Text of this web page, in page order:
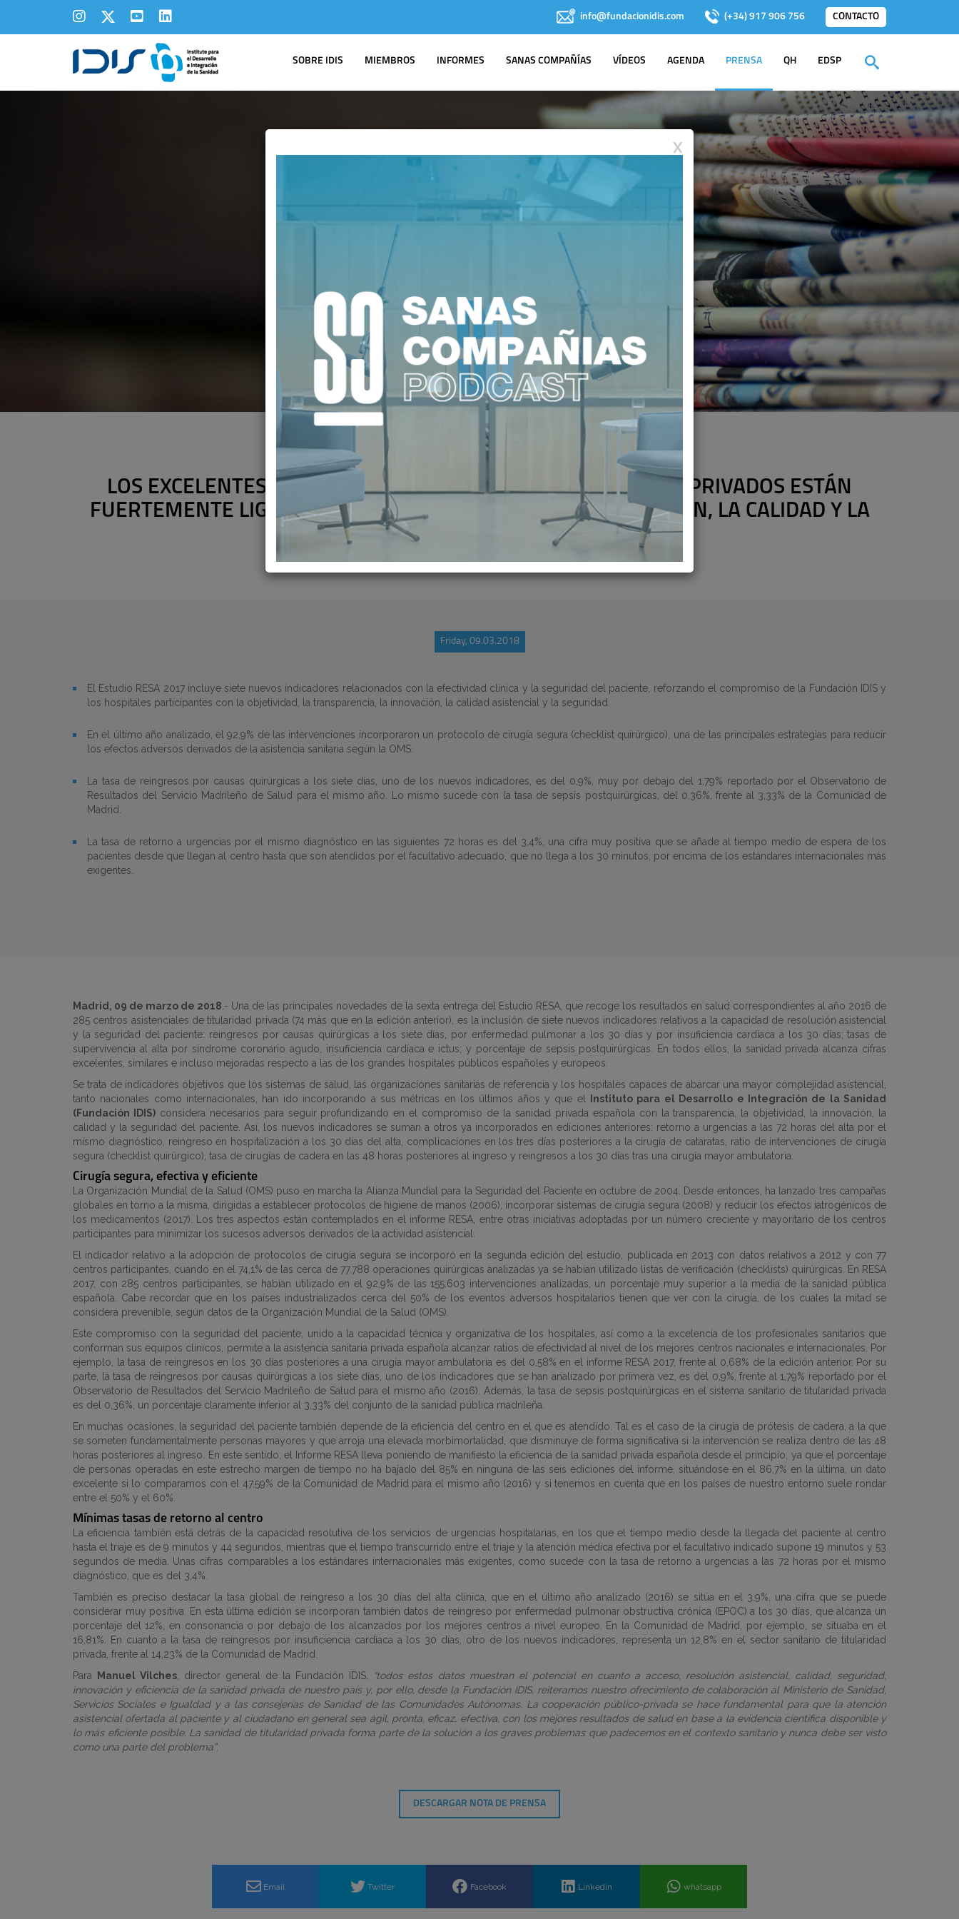
info@fundacionidis.com (+34) 917 906 756 CONTACTO
SOBRE IDIS MIEMBROS INFORMES SANAS COMPAÑÍAS VÍDEOS AGENDA PRENSA QH EDSP
NOTAS DE PRENSA
LOS EXCELENTES RESULTADOS DE SALUD DE LOS HOSPITALES PRIVADOS ESTÁN
FUERTEMENTE LIGADOS A SU COMPROMISO CON LA INNOVACIÓN, LA CALIDAD Y LA
SEGURIDAD DEL PACIENTE
Friday, 09.03.2018
El Estudio RESA 2017 incluye siete nuevos indicadores relacionados con la efectividad clínica y la seguridad del paciente, reforzando el compromiso de la Fundación IDIS y
los hospitales participantes con la objetividad, la transparencia, la innovación, la calidad asistencial y la seguridad.
En el último año analizado, el 92,9% de las intervenciones incorporaron un protocolo de cirugía segura (checklist quirúrgico), una de las principales estrategias para reducir
los efectos adversos derivados de la asistencia sanitaria según la OMS.
La tasa de reingresos por causas quirúrgicas a los siete días, uno de los nuevos indicadores, es del 0,9%, muy por debajo del 1,79% reportado por el Observatorio de
Resultados del Servicio Madrileño de Salud para el mismo año. Lo mismo sucede con la tasa de sepsis postquirúrgicas, del 0,36%, frente al 3,33% de la Comunidad de
Madrid.
La tasa de retorno a urgencias por el mismo diagnóstico en las siguientes 72 horas es del 3,4%, una cifra muy positiva que se añade al tiempo medio de espera de los
pacientes desde que llegan al centro hasta que son atendidos por el facultativo adecuado, que no llega a los 30 minutos, por encima de los estándares internacionales más
exigentes.
Madrid, 09 de marzo de 2018 .- Una de las principales novedades de la sexta entrega del Estudio RESA, que recoge los resultados en salud correspondientes al año 2016 de
285 centros asistenciales de titularidad privada (74 más que en la edición anterior), es la inclusión de siete nuevos indicadores relativos a la capacidad de resolución asistencial
y la seguridad del paciente: reingresos por causas quirúrgicas a los siete días, por enfermedad pulmonar a los 30 días y por insuficiencia cardíaca a los 30 días; tasas de
supervivencia al alta por síndrome coronario agudo, insuficiencia cardíaca e ictus; y porcentaje de sepsis postquirúrgicas. En todos ellos, la sanidad privada alcanza cifras
excelentes, similares e incluso mejoradas respecto a las de los grandes hospitales públicos españoles y europeos.
Se trata de indicadores objetivos que los sistemas de salud, las organizaciones sanitarias de referencia y los hospitales capaces de abarcar una mayor complejidad asistencial,
tanto nacionales como internacionales, han ido incorporando a sus métricas en los últimos años y que el
Instituto para el Desarrollo e Integración de la Sanidad
(Fundación IDIS)considera necesarios para seguir profundizando en el compromiso de la sanidad privada española con la transparencia, la objetividad, la innovación, la
calidad y la seguridad del paciente. Así, los nuevos indicadores se suman a otros ya incorporados en ediciones anteriores: retorno a urgencias a las 72 horas del alta por el
mismo diagnóstico, reingreso en hospitalización a los 30 días del alta, complicaciones en los tres días posteriores a la cirugía de cataratas, ratio de intervenciones de cirugía
segura (checklist quirúrgico), tasa de cirugías de cadera en las 48 horas posteriores al ingreso y reingresos a los 30 días tras una cirugía mayor ambulatoria.
Cirugía segura, efectiva y eficiente
La Organización Mundial de la Salud (OMS) puso en marcha la Alianza Mundial para la Seguridad del Paciente en octubre de 2004. Desde entonces, ha lanzado tres campañas
globales en torno a la misma, dirigidas a establecer protocolos de higiene de manos (2006), incorporar sistemas de cirugía segura (2008) y reducir los efectos iatrogénicos de
los medicamentos (2017). Los tres aspectos están contemplados en el informe RESA, entre otras iniciativas adoptadas por un número creciente y mayoritario de los centros
participantes para minimizar los sucesos adversos derivados de la actividad asistencial.
El indicador relativo a la adopción de protocolos de cirugía segura se incorporó en la segunda edición del estudio, publicada en 2013 con datos relativos a 2012 y con 77
centros participantes, cuando en el 74,1% de las cerca de 77.788 operaciones quirúrgicas analizadas ya se habían utilizado listas de verificación (checklists) quirúrgicas. En RESA
2017, con 285 centros participantes, se habían utilizado en el 92,9% de las 155.603 intervenciones analizadas, un porcentaje muy superior a la media de la sanidad pública
española. Cabe recordar que en los países industrializados cerca del 50% de los eventos adversos hospitalarios tienen que ver con la cirugía, de los cuales la mitad se
considera prevenible, según datos de la Organización Mundial de la Salud (OMS).
Este compromiso con la seguridad del paciente, unido a la capacidad técnica y organizativa de los hospitales, así como a la excelencia de los profesionales sanitarios que
conforman sus equipos clínicos, permite a la asistencia sanitaria privada española alcanzar ratios de efectividad al nivel de los mejores centros nacionales e internacionales. Por
ejemplo, la tasa de reingresos en los 30 días posteriores a una cirugía mayor ambulatoria es del 0,58% en el informe RESA 2017, frente al 0,68% de la edición anterior. Por su
parte, la tasa de reingresos por causas quirúrgicas a los siete días, uno de los indicadores que se han analizado por primera vez, es del 0,9%, frente al 1,79% reportado por el
Observatorio de Resultados del Servicio Madrileño de Salud para el mismo año (2016). Además, la tasa de sepsis postquirúrgicas en el sistema sanitario de titularidad privada
es del 0,36%, un porcentaje claramente inferior al 3,33% del conjunto de la sanidad pública madrileña.
En muchas ocasiones, la seguridad del paciente también depende de la eficiencia del centro en el que es atendido. Tal es el caso de la cirugía de prótesis de cadera, a la que
se someten fundamentalmente personas mayores y que arroja una elevada morbimortalidad, que disminuye de forma significativa si la intervención se realiza dentro de las 48
horas posteriores al ingreso. En este sentido, el Informe RESA lleva poniendo de manifiesto la eficiencia de la sanidad privada española desde el principio, ya que el porcentaje
de personas operadas en este estrecho margen de tiempo no ha bajado del 85% en ninguna de las seis ediciones del informe, situándose en el 86,7% en la última, un dato
excelente si lo comparamos con el 47,59% de la Comunidad de Madrid para el mismo año (2016) y si tenemos en cuenta que en los países de nuestro entorno suele rondar
entre el 50% y el 60%.
Mínimas tasas de retorno al centro
La eficiencia también está detrás de la capacidad resolutiva de los servicios de urgencias hospitalarias, en los que el tiempo medio desde la llegada del paciente al centro
hasta el triaje es de 9 minutos y 44 segundos, mientras que el tiempo transcurrido entre el triaje y la atención médica efectiva por el facultativo indicado supone 19 minutos y 53
segundos de media. Unas cifras comparables a los estándares internacionales más exigentes, como sucede con la tasa de retorno a urgencias a las 72 horas por el mismo
diagnóstico, que es del 3,4%.
También es preciso destacar la tasa global de reingreso a los 30 días del alta clínica, que en el último año analizado (2016) se sitúa en el 3,9%, una cifra que se puede
considerar muy positiva. En esta última edición se incorporan también datos de reingreso por enfermedad pulmonar obstructiva crónica (EPOC) a los 30 días, que alcanza un
porcentaje del 12%, en consonancia o por debajo de los alcanzados por los mejores centros a nivel europeo. En la Comunidad de Madrid, por ejemplo, se situaba en el
16,81%. En cuanto a la tasa de reingresos por insuficiencia cardíaca a los 30 días, otro de los nuevos indicadores, representa un 12,8% en el sector sanitario de titularidad
privada, frente al 14,23% de la Comunidad de Madrid.
Para
Manuel Vilches , director general de la Fundación IDIS , “todos estos datos muestran el potencial en cuanto a acceso, resolución asistencial, calidad, seguridad,
innovación y eficiencia de la sanidad privada de nuestro país y, por ello, desde la Fundación IDIS, reiteramos nuestro ofrecimiento de colaboración al Ministerio de Sanidad,
Servicios Sociales e Igualdad y a las consejerías de Sanidad de las Comunidades Autónomas. La cooperación público-privada se hace fundamental para que la atención
asistencial ofertada al paciente y al ciudadano en general sea ágil, pronta, eficaz, efectiva, con los mejores resultados de salud en base a la evidencia científica disponible y
lo más eficiente posible. La sanidad de titularidad privada forma parte de la solución a los graves problemas que padecemos en el contexto sanitario y nunca debe ser visto
como una parte del problema”.
DESCARGAR NOTA DE PRENSA
Email Twitter Facebook Linkedin whatsapp
X